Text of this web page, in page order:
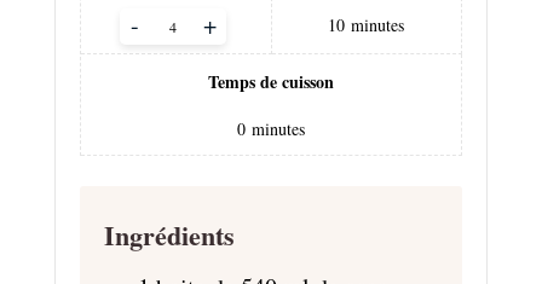
Adjust
servings
+
- 10 minutes
Temps de cuisson
0 minutes
Ingrédients